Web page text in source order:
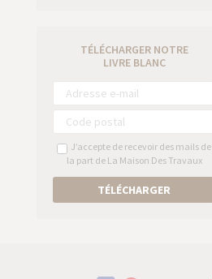
TÉLÉCHARGER NOTRE
LIVRE BLANC
J’accepte de recevoir des mails de
la part de La Maison Des Travaux
TÉLÉCHARGER